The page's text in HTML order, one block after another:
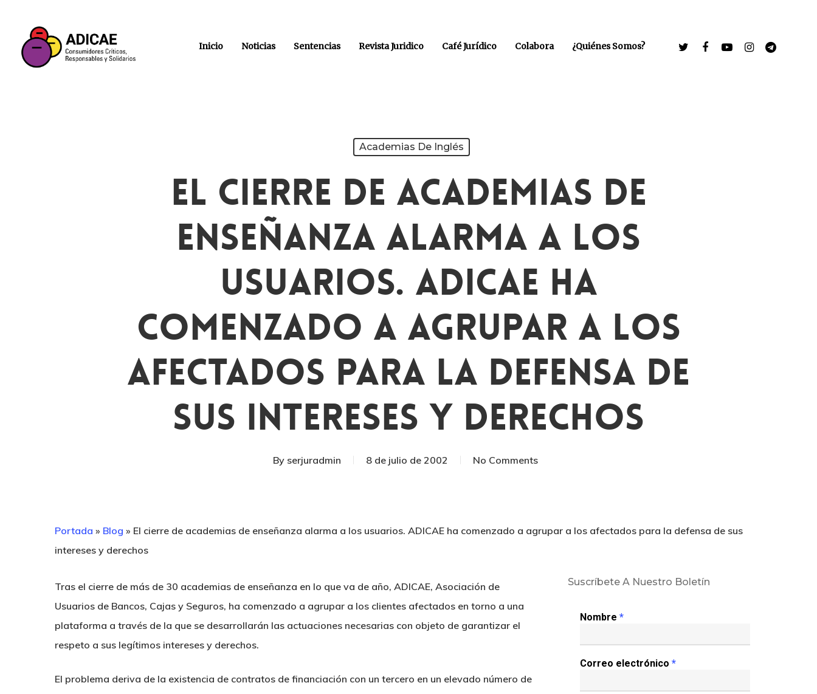
Inicio Noticias Sentencias Revista Juridico Café Jurídico Colabora ¿Quiénes Somos?
Academias De Inglés
El Cierre De Academias De
Enseñanza Alarma A Los
Usuarios. ADICAE Ha
Comenzado A Agrupar A Los
Afectados Para La Defensa De
Sus Intereses Y Derechos
By serjuradmin 8 de julio de 2002 No Comments
Portada » Blog » El cierre de academias de enseñanza alarma a los usuarios. ADICAE ha comenzado a agrupar a los afectados para la defensa de sus
intereses y derechos
Tras el cierre de más de 30 academias de enseñanza en lo que va de año, ADICAE, Asociación de
Usuarios de Bancos, Cajas y Seguros, ha comenzado a agrupar a los clientes afectados en torno a una
plataforma a través de la que se desarrollarán las actuaciones necesarias con objeto de garantizar el
respeto a sus legítimos intereses y derechos.
El problema deriva de la existencia de contratos de financiación con un tercero en un elevado número de
Suscríbete A Nuestro Boletín
Nombre *
Correo electrónico *